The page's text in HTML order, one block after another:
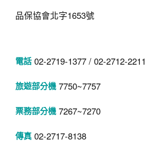
品保協會北字1653號
02-2719-1377 / 02-2712-2211
7750~7757
7267~7270
02-2717-8138